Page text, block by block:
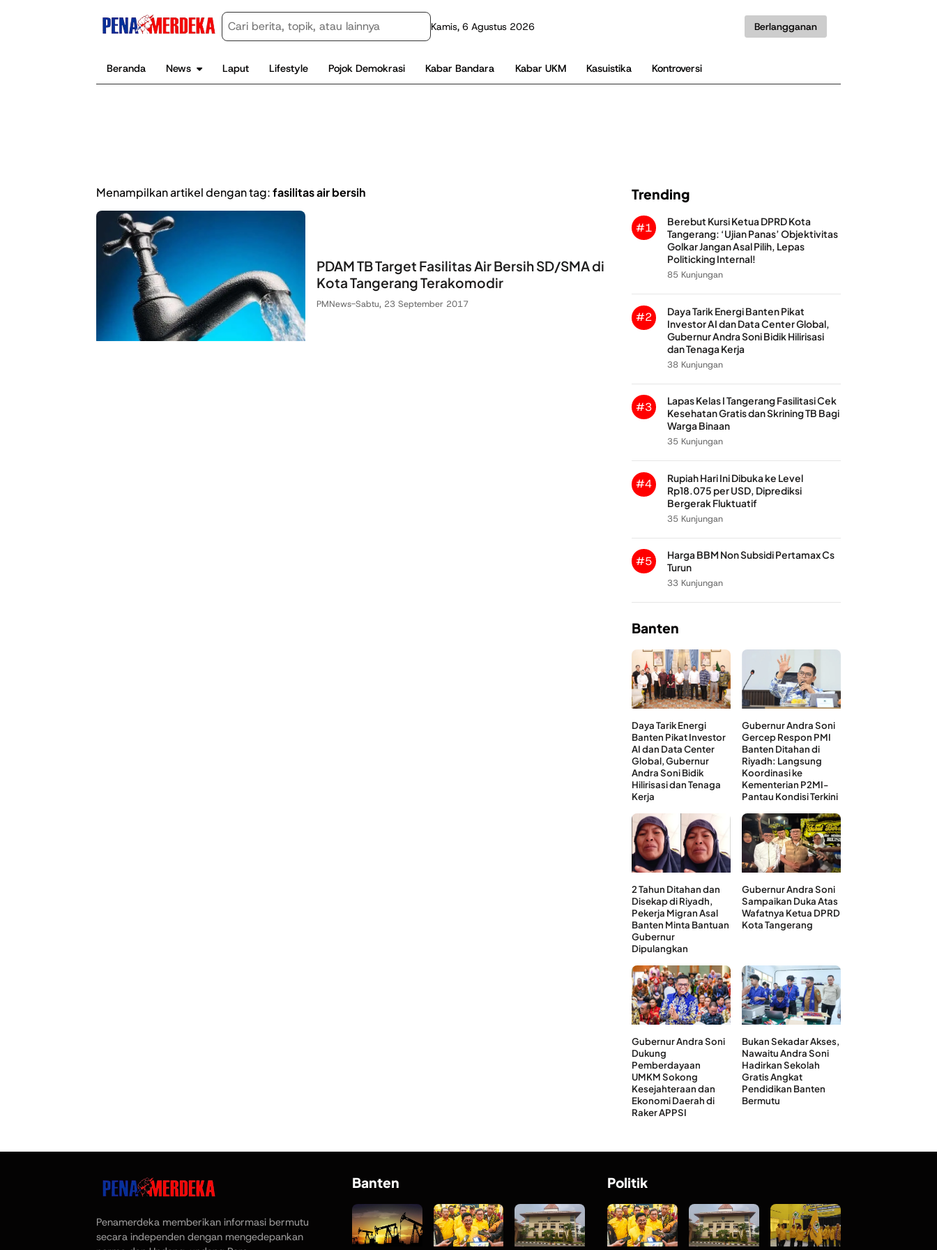
Kamis, 6 Agustus 2026 Berlangganan
Beranda News Laput Lifestyle Pojok Demokrasi Kabar Bandara Kabar UKM Kasuistika Kontroversi
Menampilkan artikel dengan tag:fasilitas air bersih
PDAM TB Target Fasilitas Air Bersih SD/SMA di
Kota Tangerang Terakomodir
PMNews-Sabtu, 23 September 2017
Trending
#1
Berebut Kursi Ketua DPRD Kota
Tangerang: ‘Ujian Panas’ Objektivitas
Golkar Jangan Asal Pilih, Lepas
Politicking Internal!
85 Kunjungan
#2
Daya Tarik Energi Banten Pikat
Investor AI dan Data Center Global,
Gubernur Andra Soni Bidik Hilirisasi
dan Tenaga Kerja
38 Kunjungan
#3
Lapas Kelas I Tangerang Fasilitasi Cek
Kesehatan Gratis dan Skrining TB Bagi
Warga Binaan
35 Kunjungan
#4
Rupiah Hari Ini Dibuka ke Level
Rp18.075 per USD, Diprediksi
Bergerak Fluktuatif
35 Kunjungan
#5
Harga BBM Non Subsidi Pertamax Cs
Turun
33 Kunjungan
Banten
Daya Tarik Energi
Banten Pikat Investor
AI dan Data Center
Global, Gubernur
Andra Soni Bidik
Hilirisasi dan Tenaga
Kerja
Gubernur Andra Soni
Gercep Respon PMI
Banten Ditahan di
Riyadh: Langsung
Koordinasi ke
Kementerian P2MI-
Pantau Kondisi Terkini
2 Tahun Ditahan dan
Disekap di Riyadh,
Pekerja Migran Asal
Banten Minta Bantuan
Gubernur
Dipulangkan
Gubernur Andra Soni
Sampaikan Duka Atas
Wafatnya Ketua DPRD
Kota Tangerang
Gubernur Andra Soni
Dukung
Pemberdayaan
UMKM Sokong
Kesejahteraan dan
Ekonomi Daerah di
Raker APPSI
Bukan Sekadar Akses,
Nawaitu Andra Soni
Hadirkan Sekolah
Gratis Angkat
Pendidikan Banten
Bermutu
Penamerdeka memberikan informasi bermutu
secara independen dengan mengedepankan
Banten Politik